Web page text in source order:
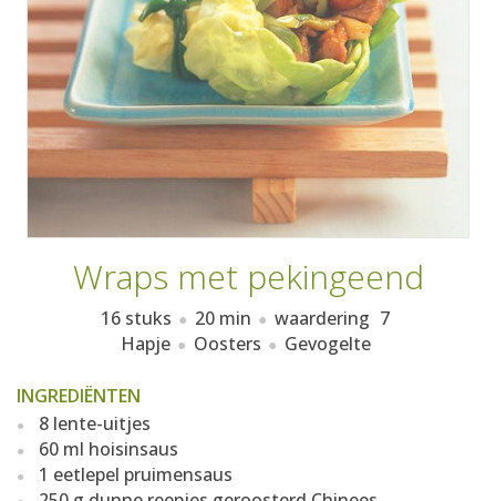
KOOKBOEKEN
Wraps met pekingeend
16 stuks 20 min waardering 7
Hapje
Oosters Gevogelte
INGREDIËNTEN
8 lente-uitjes
60 ml hoisinsaus
1 eetlepel pruimensaus